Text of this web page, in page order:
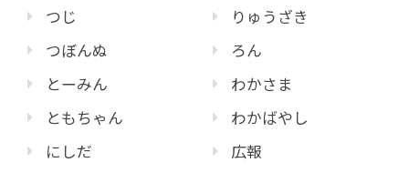
つじ
つぼんぬ
とーみん
ともちゃん
にしだ
りゅうざき
ろん
わかさま
わかばやし
広報